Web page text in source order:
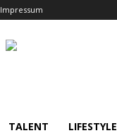
Impressum
TALENT LIFESTYLE